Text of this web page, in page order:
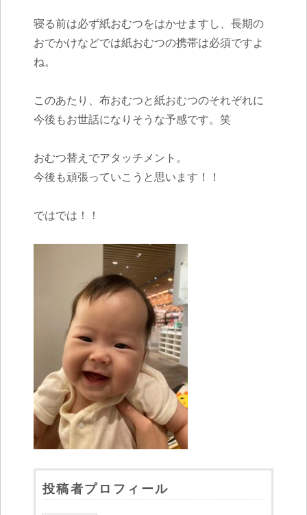
寝る前は必ず紙おむつをはかせますし、長期の
おでかけなどでは紙おむつの携帯は必須ですよ
ね。
このあたり、布おむつと紙おむつのそれぞれに
今後もお世話になりそうな予感です。笑
おむつ替えでアタッチメント。
今後も頑張っていこうと思います！！
ではでは！！
投稿者プロフィール